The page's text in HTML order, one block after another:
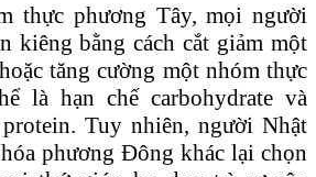
thực phương Tây, mọi người
kiêng bằng cách cắt giảm một
tăng cường một nhóm thực
là hạn chế carbohydrate và
Tuy nhiên, người Nhật
phương Đông khác lại chọn